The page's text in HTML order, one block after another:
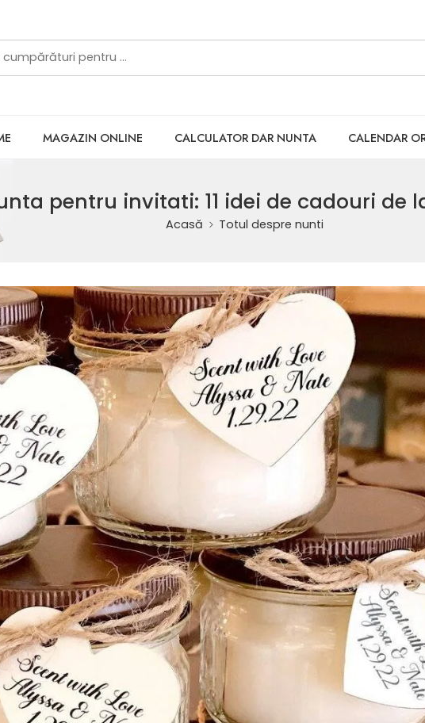
MAGAZIN ONLINE CALCULATOR DAR NUNTA CALENDAR
pentru invitati: 11 idei de cadouri de
Acasă Totul despre nunti